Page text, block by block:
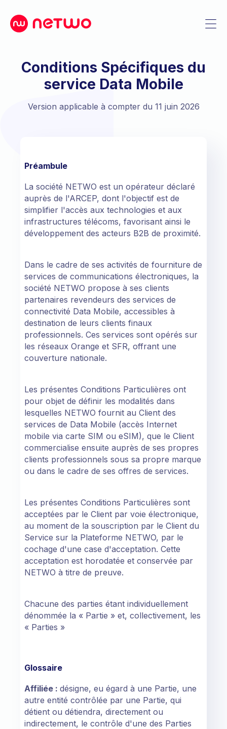
Conditions Spécifiques du
service Data Mobile
Version applicable à compter du 11 juin 2026
Préambule
La société NETWO est un opérateur déclaré
auprès de l'ARCEP, dont l'objectif est de
simplifier l'accès aux technologies et aux
infrastructures télécoms, favorisant ainsi le
développement des acteurs B2B de proximité.
Dans le cadre de ses activités de fourniture de
services de communications électroniques, la
société NETWO propose à ses clients
partenaires revendeurs des services de
connectivité Data Mobile, accessibles à
destination de leurs clients finaux
professionnels. Ces services sont opérés sur
les réseaux Orange et SFR, offrant une
couverture nationale.
Les présentes Conditions Particulières ont
pour objet de définir les modalités dans
lesquelles NETWO fournit au Client des
services de Data Mobile (accès Internet
mobile via carte SIM ou eSIM), que le Client
commercialise ensuite auprès de ses propres
clients professionnels sous sa propre marque
ou dans le cadre de ses offres de services.
Les présentes Conditions Particulières sont
acceptées par le Client par voie électronique,
au moment de la souscription par le Client du
Service sur la Plateforme NETWO, par le
cochage d'une case d'acceptation. Cette
acceptation est horodatée et conservée par
NETWO à titre de preuve.
Chacune des parties étant individuellement
dénommée la « Partie » et, collectivement, les
« Parties »
Glossaire
Affiliée :désigne, eu égard à une Partie, une
autre entité contrôlée par une Partie, qui
détient ou détiendra, directement ou
indirectement, le contrôle d'une des Parties